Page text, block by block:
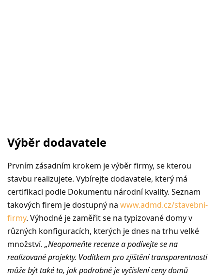
Výběr dodavatele
Prvním zásadním krokem je výběr firmy, se kterou
stavbu realizujete. Vybírejte dodavatele, který má
certifikaci podle Dokumentu národní kvality. Seznam
takových firem je dostupný na www.admd.cz/stavebni-
firmy. Výhodné je zaměřit se na typizované domy v
různých konfiguracích, kterých je dnes na trhu velké
množství. „Neopomeňte recenze a podívejte se na
realizované projekty. Vodítkem pro zjištění transparentnosti
může být také to, jak podrobné je vyčíslení ceny domů